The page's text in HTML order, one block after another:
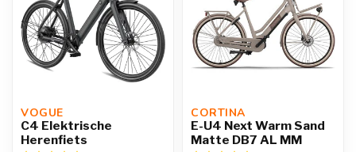
VOGUE
C4 Elektrische
Herenfiets
CORTINA
E-U4 Next Warm Sand
Matte DB7 AL MM